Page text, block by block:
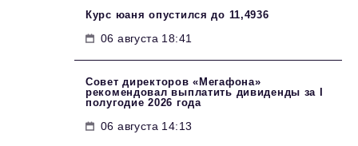
Курс юаня опустился до 11,4936
06 августа 18:41
Совет директоров «Мегафона»
рекомендовал выплатить дивиденды за I
полугодие 2026 года
06 августа 14:13